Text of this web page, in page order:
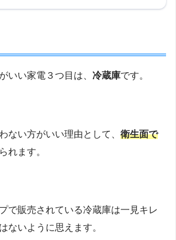
いい家電３つ目は、 冷蔵庫です。
ない方がいい理由として、 衛生面で
れます。
で販売されている冷蔵庫は一見キレ
ないように思えます。